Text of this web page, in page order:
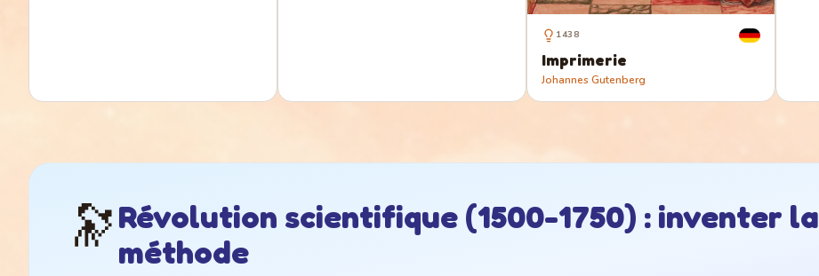
1438
Imprimerie
Johannes Gutenberg
🔭Révolution scientifique (1500-1750) : inventer la
méthode